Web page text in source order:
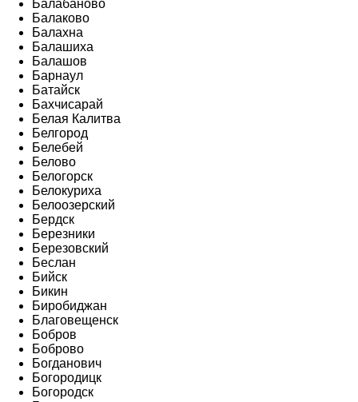
Балабаново
Балаково
Балахна
Балашиха
Балашов
Барнаул
Батайск
Бахчисарай
Белая Калитва
Белгород
Белебей
Белово
Белогорск
Белокуриха
Белоозерский
Бердск
Березники
Березовский
Беслан
Бийск
Бикин
Биробиджан
Благовещенск
Бобров
Боброво
Богданович
Богородицк
Богородск